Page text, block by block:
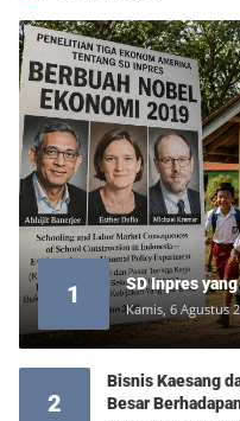
1 SD Inpres
Kamis, 6 Agustus
2
Bisnis Kaesang
Besar